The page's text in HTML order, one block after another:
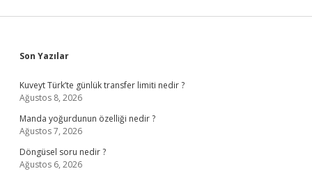
Sidebar
Son Yazılar
Kuveyt Türk’te günlük transfer limiti nedir ?
Ağustos 8, 2026
Manda yoğurdunun özelliği nedir ?
Ağustos 7, 2026
Döngüsel soru nedir ?
Ağustos 6, 2026